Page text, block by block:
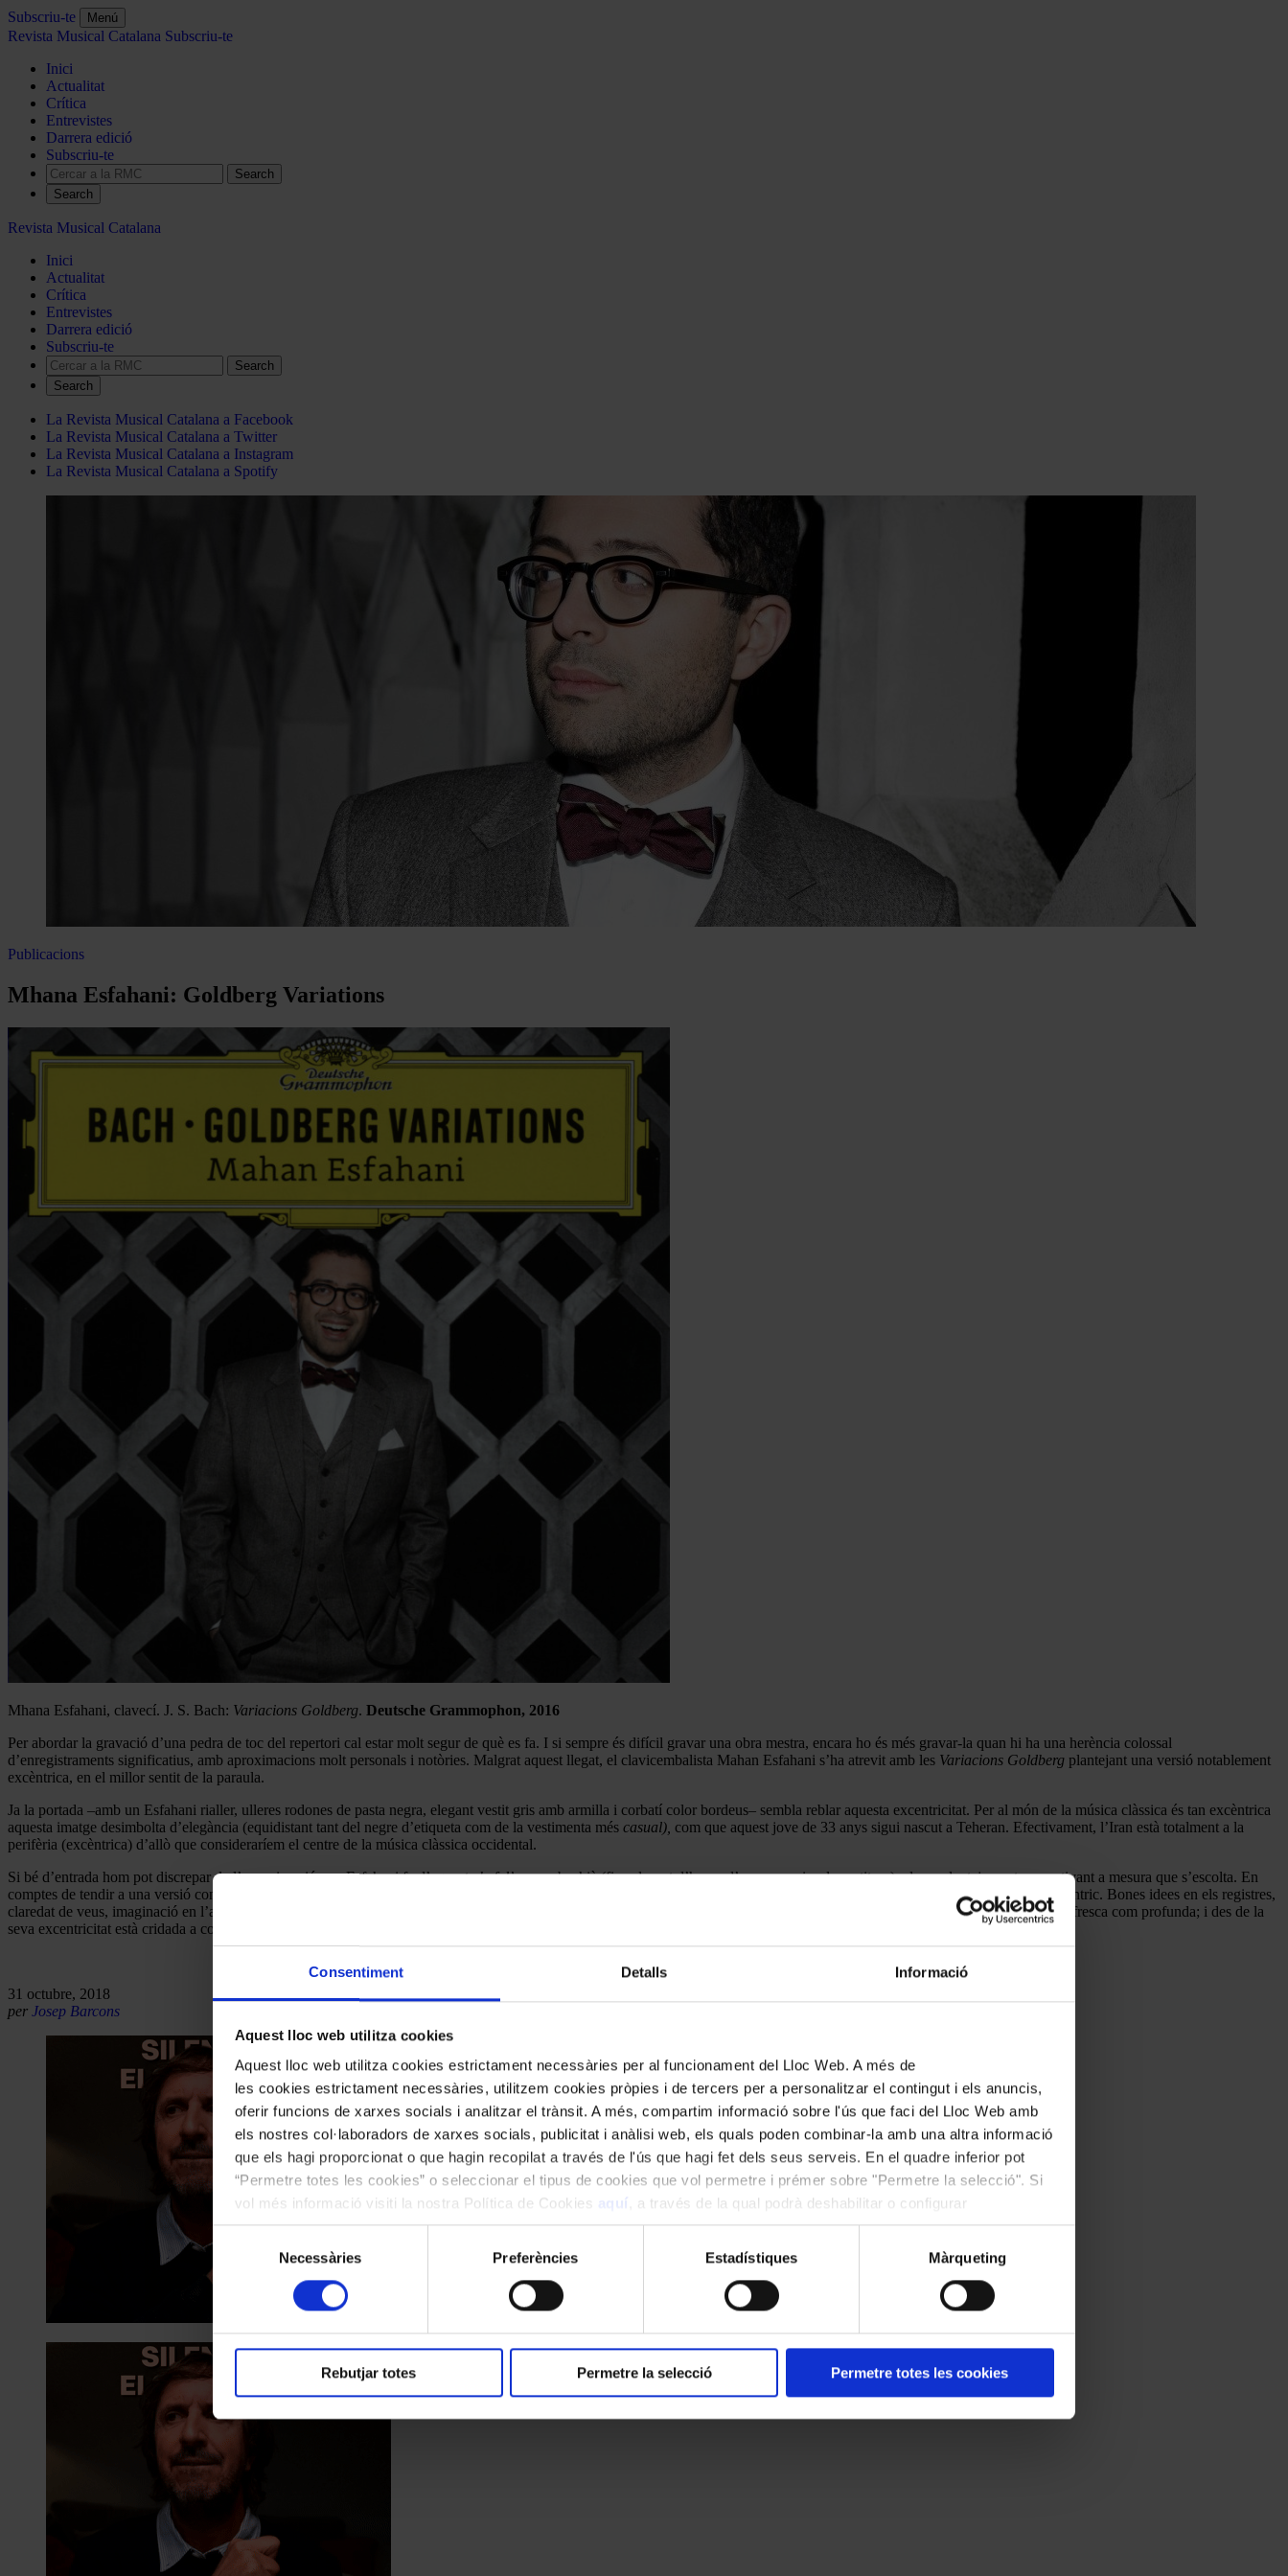
Consentiment Detalls Informació
Aquest lloc web utilitza cookies
Aquest lloc web utilitza cookies estrictament necessàries per al funcionament del Lloc Web. A més de
les cookies estrictament necessàries, utilitzem cookies pròpies i de tercers per a personalitzar el contingut i els anuncis,
oferir funcions de xarxes socials i analitzar el trànsit. A més, compartim informació sobre l'ús que faci del Lloc Web amb
els nostres col·laboradors de xarxes socials, publicitat i anàlisi web, els quals poden combinar-la amb una altra informació
que els hagi proporcionat o que hagin recopilat a través de l'ús que hagi fet dels seus serveis. En el quadre inferior pot
“Permetre totes les cookies” o seleccionar el tipus de cookies que vol permetre i prémer sobre "Permetre la selecció". Si
vol més informació visiti la nostra Política de Cookies aquí
, a través de la qual podrà deshabilitar o configurar
les cookies en qualsevol moment.
consentiment
Necessàries Preferències Estadístiques Màrqueting
Rebutjar totes Permetre la selecció Permetre totes les cookies
Subscriu-te Menú
Revista Musical Catalana Subscriu-te
Inici
Actualitat
Crítica
Entrevistes
Darrera edició
Subscriu-te
Search
Revista Musical Catalana
Inici
Actualitat
Crítica
Entrevistes
Darrera edició
Subscriu-te
Search
La Revista Musical Catalana a Facebook
La Revista Musical Catalana a Twitter
La Revista Musical Catalana a Instagram
La Revista Musical Catalana a Spotify
Publicacions
Mhana Esfahani: Goldberg Variations
Mhana Esfahani, clavecí. J. S. Bach: Variacions Goldberg. Deutsche Grammophon, 2016
Per abordar la gravació d’una pedra de toc del repertori cal estar molt segur de què es fa. I si sempre és difícil gravar una obra mestra, encara ho és més gravar-la quan hi ha una herència colossal
d’enregistraments significatius, amb aproximacions molt personals i notòries. Malgrat aquest llegat, el clavicembalista Mahan Esfahani s’ha atrevit amb les Variacions Goldberg plantejant una versió notablement
excèntrica, en el millor sentit de la paraula.
Ja la portada –amb un Esfahani rialler, ulleres rodones de pasta negra, elegant vestit gris amb armilla i corbatí color bordeus– sembla reblar aquesta excentricitat. Per al món de la música clàssica és tan excèntrica
aquesta imatge desimbolta d’elegància (equidistant tant del negre d’etiqueta com de la vestimenta més casual), com que aquest jove de 33 anys sigui nascut a Teheran. Efectivament, l’Iran està totalment a la
perifèria (excèntrica) d’allò que consideraríem el centre de la música clàssica occidental.
Si bé d’entrada hom pot discrepar de l’aproximació que Esfahani fa d’aquestchef d’oeuvrebachià (fins al punt d’haver d’anar a remirar la partitura), el seu plantejament va captivant a mesura que s’escolta. En
comptes de tendir a una versió convergent, variació rere variació la música s’allunya progressivament més i més de l’ària sobre la qual orbita, en un plantejament literalment excèntric. Bones idees en els registres,
claredat de veus, imaginació en l’articulació, atenció a la retòrica…, la versió d’Esfahani (que també firma el text del llibret i deixa molt clara la seva filiació interpretativa) és tan fresca com profunda; i des de la
seva excentricitat està cridada a convertir-se en un nou centre sobre el qual gravitin futures gravacions.
31 octubre, 2018
per Josep Barcons